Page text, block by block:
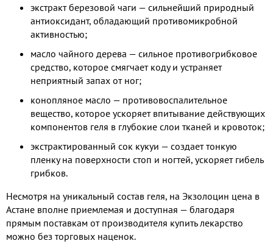
экстракт березовой чаги — сильнейший природный
антиоксидант, обладающий противомикробной
активностью;
масло чайного дерева — сильное противогрибковое
средство, которое смягчает коду и устраняет
неприятный запах от ног;
конопляное масло — противовоспалительное
вещество, которое ускоряет впитывание действующих
компонентов геля в глубокие слои тканей и кровоток;
экстрактированный сок кукуи — создает тонкую
пленку на поверхности стоп и ногтей, ускоряет гибель
грибков.
Несмотря на уникальный состав геля, на Экзолоцин цена в
Астане вполне приемлемая и доступная — благодаря
прямым поставкам от производителя купить лекарство
можно без торговых наценок.